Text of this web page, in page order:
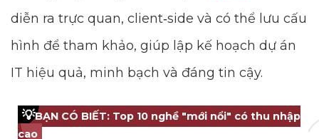
diễn ra trực quan, client‑side và có thể lưu cấu
hình để tham khảo, giúp lập kế hoạch dự án
IT hiệu quả, minh bạch và đáng tin cậy.
💡BẠN CÓ BIẾT: Top 10 nghề "mới nổi" có thu nhập
cao